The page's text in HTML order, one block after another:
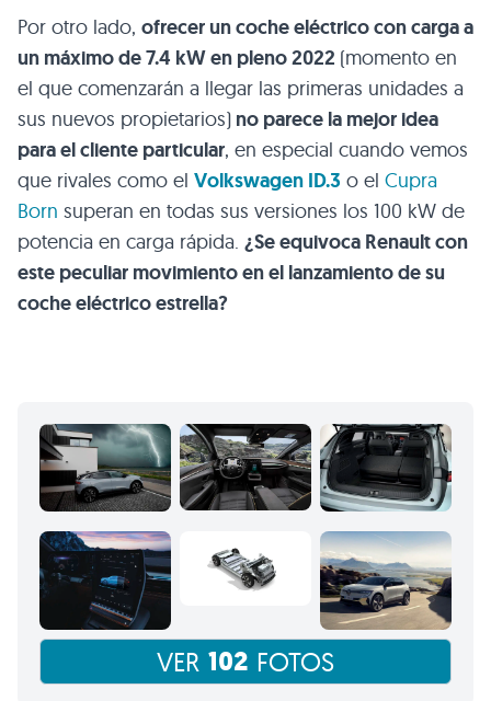
Por otro lado, ofrecer un coche eléctrico con carga a
un máximo de 7.4 kW en pleno 2022 (momento en
el que comenzarán a llegar las primeras unidades a
sus nuevos propietarios) no parece la mejor idea
para el cliente particular, en especial cuando vemos
que rivales como el Volkswagen ID.3 o el Cupra
Born superan en todas sus versiones los 100 kW de
potencia en carga rápida. ¿Se equivoca Renault con
este peculiar movimiento en el lanzamiento de su
coche eléctrico estrella?
VER 102 FOTOS